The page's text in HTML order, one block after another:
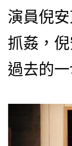
演員倪
抓姦，
過去的